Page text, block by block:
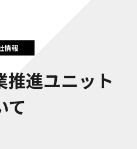
情報
推進ユニット
て